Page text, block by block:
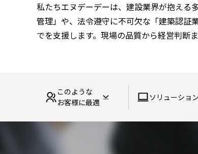
私たちエヌデーデーは、建設業界が抱える
管理」や、法令遵守に不可欠な「建築認証
でを支援します。現場の品質から経営判断
このような
お客様に最適
ソリューショ